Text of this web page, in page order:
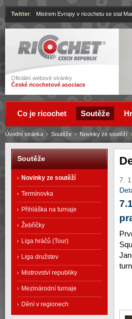
Ricochet
Oficiální webové stránky
České ricochetové asociace
Twitter: Mistrem Evropy v ricochetu se stal
7.
Úvodní stránka › Soutěže › Novinky ze soutěží ›
Co je ricochet Soutěže
Soutěže
Novinky ze soutěží
Termínovka
Přihláška na turnaje
Žebříčky
Liga hráčů (Tour)
Liga družstev
Mistrovství republiky
Mezinárodní turnaje
Dění v regionech